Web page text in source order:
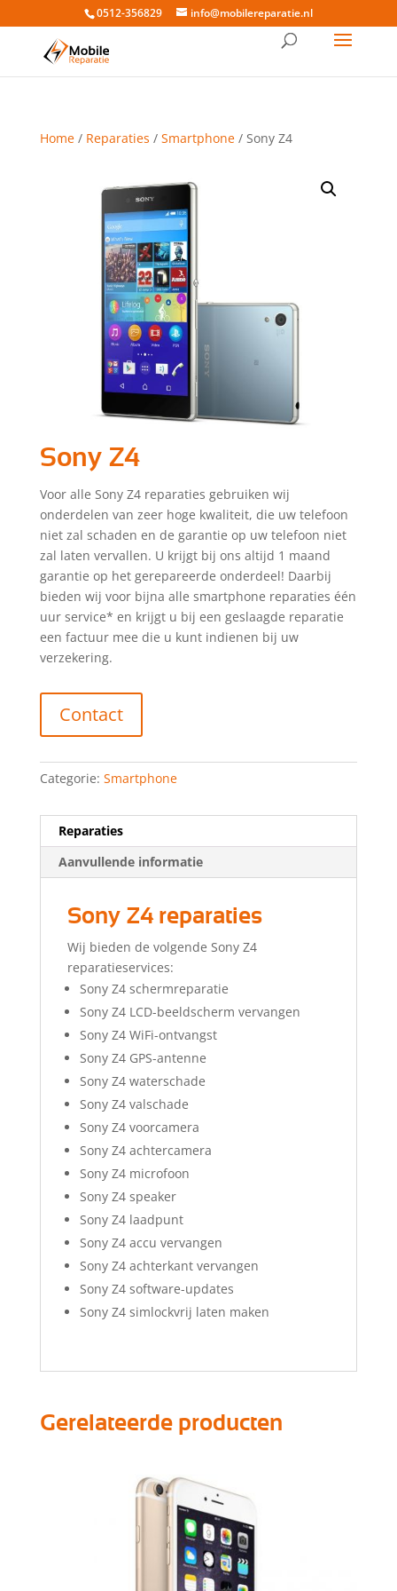
0512-356829 info@mobilereparatie.nl
Home/ Reparaties / Smartphone/ Sony Z4
Sony Z4
Voor alle Sony Z4 reparaties gebruiken wij
onderdelen van zeer hoge kwaliteit, die uw telefoon
niet zal schaden en de garantie op uw telefoon niet
zal laten vervallen. U krijgt bij ons altijd 1 maand
garantie op het gerepareerde onderdeel! Daarbij
bieden wij voor bijna alle smartphone reparaties één
uur service* en krijgt u bij een geslaagde reparatie
een factuur mee die u kunt indienen bij uw
verzekering.
Contact
Categorie: Smartphone
Reparaties
Aanvullende informatie
Sony Z4 reparaties
Wij bieden de volgende Sony Z4
reparatieservices:
Sony Z4 schermreparatie
Sony Z4 LCD-beeldscherm vervangen
Sony Z4 WiFi-ontvangst
Sony Z4 GPS-antenne
Sony Z4 waterschade
Sony Z4 valschade
Sony Z4 voorcamera
Sony Z4 achtercamera
Sony Z4 microfoon
Sony Z4 speaker
Sony Z4 laadpunt
Sony Z4 accu vervangen
Sony Z4 achterkant vervangen
Sony Z4 software-updates
Sony Z4 simlockvrij laten maken
Gerelateerde producten